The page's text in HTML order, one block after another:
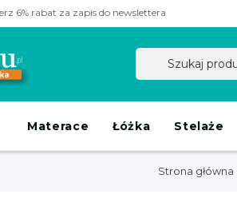
6% rabat za zapis do newslettera
Materace Łóżka Stelaże
Strona główna